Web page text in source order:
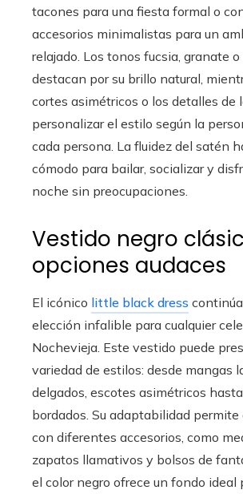
tacones para una fiesta formal o
accesorios minimalistas para un
relajado. Los tonos fucsia, granate
destacan por su brillo natural,
cortes asimétricos o los detalles de
personalizar el estilo según la
cada persona. La fluidez del satén
cómodo para bailar, socializar y
noche sin preocupaciones.
Vestido negro
opciones audaces
El icónico little black dress
elección infalible para cualquier
Nochevieja. Este vestido puede
variedad de estilos: desde mangas
delgados, escotes asimétricos
bordados. Su adaptabilidad
con diferentes accesorios, como
zapatos llamativos y bolsos de
el color negro ofrece un fondo ideal